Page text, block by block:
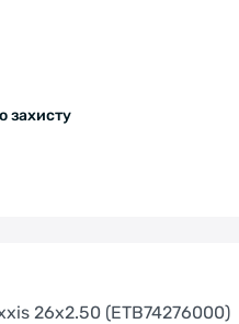
захисту
26x2.50 (ETB74276000)